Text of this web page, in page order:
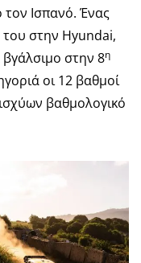
Ισπανό. Ένας
του στην Hyundai,
στην 8η
οι 12 βαθμοί
βαθμολογικό